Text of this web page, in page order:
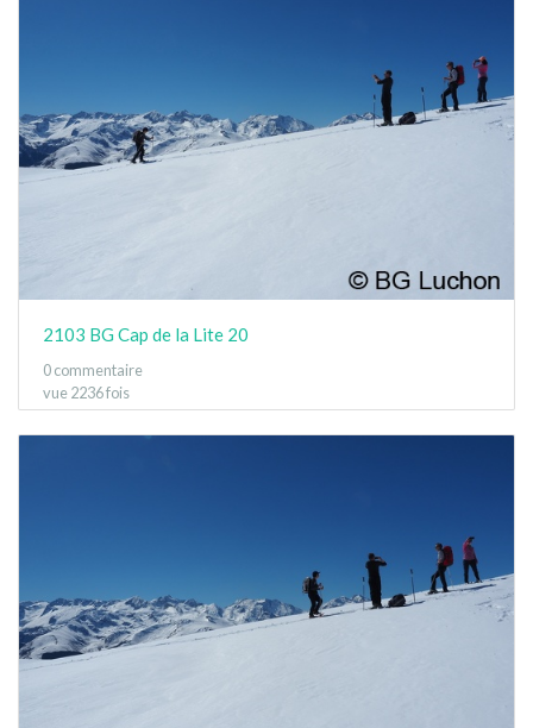
2103 BG Cap de la Lite 20
0 commentaire
vue 2236 fois